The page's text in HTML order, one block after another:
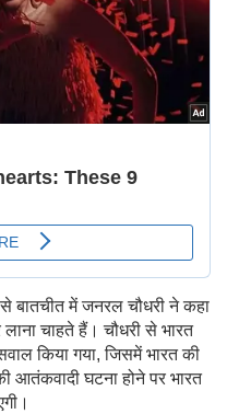
से बातचीत में जनरल चौधरी ने कहा
चाहते हैं। चौधरी से भारत
किया गया, जिसमें भारत की
आतंकवादी घटना होने पर भारत